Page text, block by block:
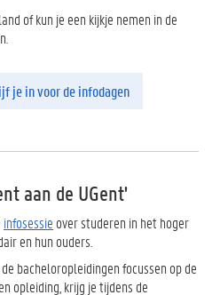
of kun je een kijkje nemen in de
je in voor de infodagen
aan de UGent'
infosessie over studeren in het hoger
en hun ouders.
bacheloropleidingen focussen op de
opleiding, krijg je tijdens de